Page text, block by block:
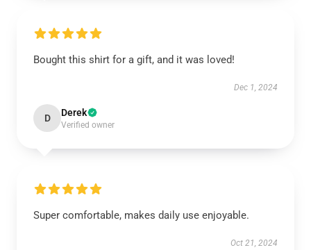
Bought this shirt for a gift, and it was loved!
Dec 1, 2024
D Derek
Verified owner
Super comfortable, makes daily use enjoyable.
Oct 21, 2024